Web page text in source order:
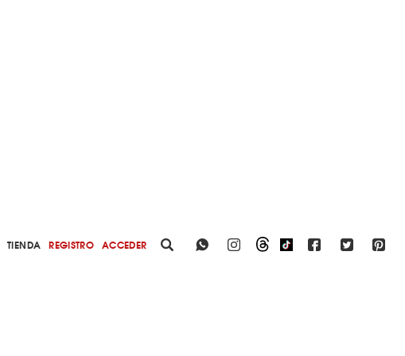
TIENDA REGISTRO ACCEDER